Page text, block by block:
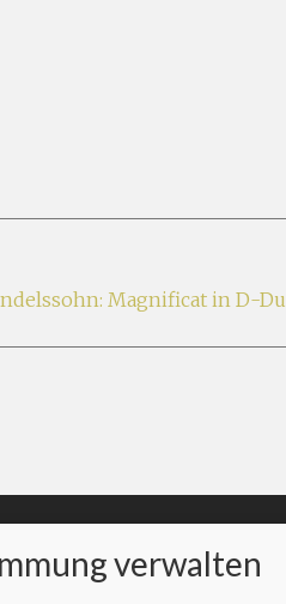
verwalten
Magnificat in D-
MUSIK